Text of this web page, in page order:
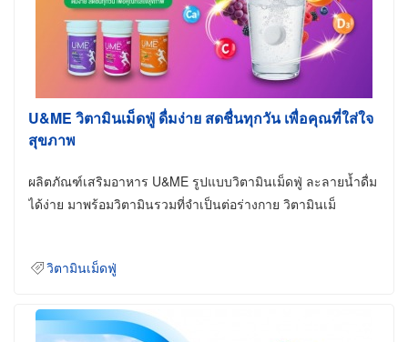
U&ME วิตามินเม็ดฟู่ ดื่มง่าย สดชื่นทุกวัน เพื่อคุณที่ใส่ใจ
สุขภาพ
ผลิตภัณฑ์เสริมอาหาร U&ME รูปแบบวิตามินเม็ดฟู่ ละลายน้ำดื่ม
ได้ง่าย มาพร้อมวิตามินรวมที่จำเป็นต่อร่างกาย วิตามินเม็
วิตามินเม็ดฟู่